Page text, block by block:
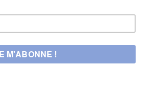
enfants, qui ont six ans d’écart entre eux,
dois faire aussi avec leur différents
le respect et l’honnêteté qu’on se doit